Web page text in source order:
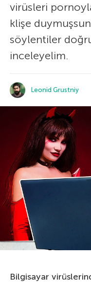
virüsleri
klişe
söylentiler
inceleyelim.
Leonid Grustniy
Bilgisayar